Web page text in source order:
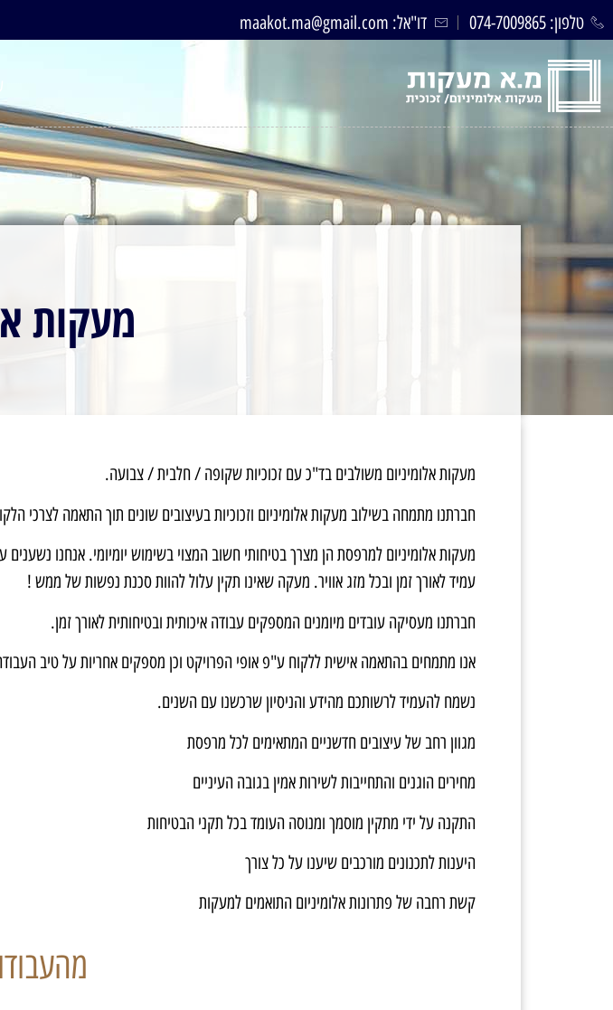
טלפון: 074-7009865 דו"אל: maakot.ma@gmail.com
מעקות
מעקות אלומיניום משולבים בד"כ עם זכוכיות שקופה / חלבית / צבועה.
חברתנו מתמחה בשילוב מעקות אלומיניום וזכוכיות בעיצובים שונים תוך התאמה לצרכי
מעקות אלומיניום למרפסת הן מצרך בטיחותי חשוב המצוי בשימוש יומיומי. אנחנו
עמיד לאורך זמן ובכל מזג אוויר. מעקה שאינו תקין עלול להוות סכנת נפשות של ממש !
חברתנו מעסיקה עובדים מיומנים המספקים עבודה איכותית ובטיחותית לאורך זמן.
אנו מתמחים בהתאמה אישית ללקוח ע"פ אופי הפרויקט וכן מספקים אחריות על טיב העבודה
נשמח להעמיד לרשותכם מהידע והניסיון שרכשנו עם השנים.
מגוון רחב של עיצובים חדשניים המתאימים לכל מרפסת
מחירים הוגנים והתחייבות לשירות אמין בגובה העיניים
התקנה על ידי מתקין מוסמך ומנוסה העומד בכל תקני הבטיחות
היענות לתכנונים מורכבים שיענו על כל צורך
קשת רחבה של פתרונות אלומיניום התואמים למעקות